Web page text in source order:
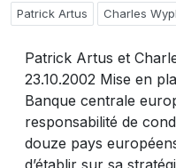
Patrick Artus Charles
Patrick Artus et
23.10.2002 Mise en
Banque centrale
responsabilité de
douze pays
d’établir sur sa